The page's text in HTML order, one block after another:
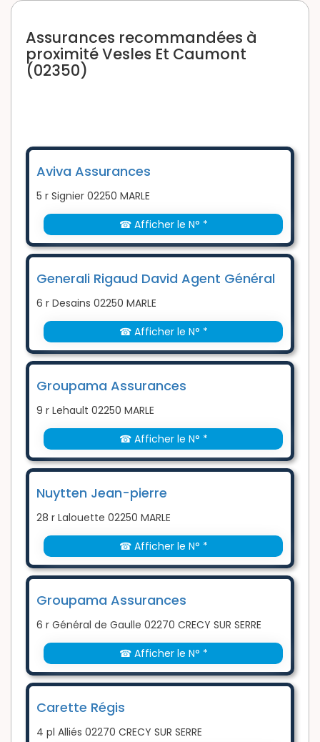
Assurances recommandées à
proximité Vesles Et Caumont
(02350)
Aviva Assurances
5 r Signier 02250 MARLE
☎ Afficher le N° *
Generali Rigaud David Agent Général
6 r Desains 02250 MARLE
☎ Afficher le N° *
Groupama Assurances
9 r Lehault 02250 MARLE
☎ Afficher le N° *
Nuytten Jean-pierre
28 r Lalouette 02250 MARLE
☎ Afficher le N° *
Groupama Assurances
6 r Général de Gaulle 02270 CRECY SUR SERRE
☎ Afficher le N° *
Carette Régis
4 pl Alliés 02270 CRECY SUR SERRE